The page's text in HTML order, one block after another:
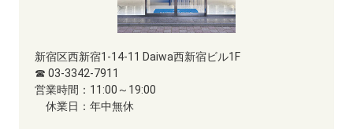
新宿区西新宿1-14-11 Daiwa西新宿ビル1F
☎ 03-3342-7911
営業時間： 11:00～19:00
休業日： 年中無休